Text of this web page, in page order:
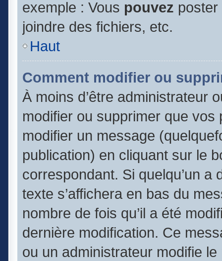
exemple : Vous pouvez
joindre des fichiers, etc.
Haut
Comment modifier ou
À moins d’être administrateur
modifier ou supprimer que
modifier un message
publication) en cliquant sur le
correspondant. Si quelqu’un
texte s’affichera en bas du
nombre de fois qu’il a été
dernière modification. Ce
ou un administrateur modifie